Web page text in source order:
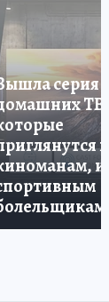
серия
ТВ,
и
и